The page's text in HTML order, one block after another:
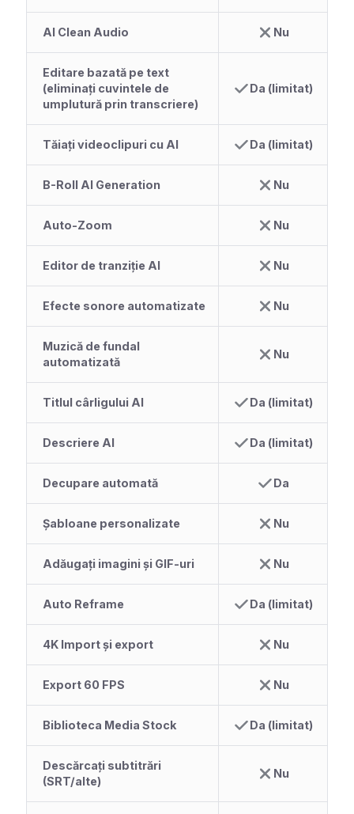
AI Clean Audio Nu
Editare bazată pe text
(eliminați cuvintele de
umplutură prin transcriere)
Da (limitat)
Tăiați videoclipuri cu AI Da (limitat)
B-Roll AI Generation Nu
Auto-Zoom Nu
Editor de tranziție AI Nu
Efecte sonore automatizate Nu
Muzică de fundal
automatizată
Nu
Titlul cârligului AI Da (limitat)
Descriere AI Da (limitat)
Decupare automată Da
Șabloane personalizate Nu
Adăugați imagini și GIF-uri Nu
Auto Reframe Da (limitat)
4K Import și export Nu
Export 60 FPS Nu
Biblioteca Media Stock Da (limitat)
Descărcați subtitrări
(SRT/alte)
Nu